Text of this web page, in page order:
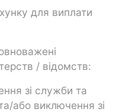
для виплати
/ відомств:
зі служби та
або виключення зі